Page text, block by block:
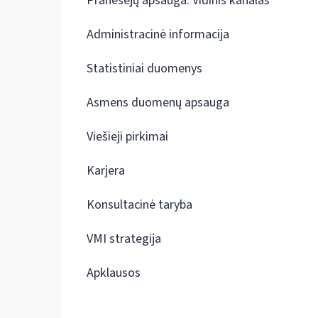
Administracinė informacija
Statistiniai duomenys
Asmens duomenų apsauga
Viešieji pirkimai
Karjera
Konsultacinė taryba
VMI strategija
Apklausos